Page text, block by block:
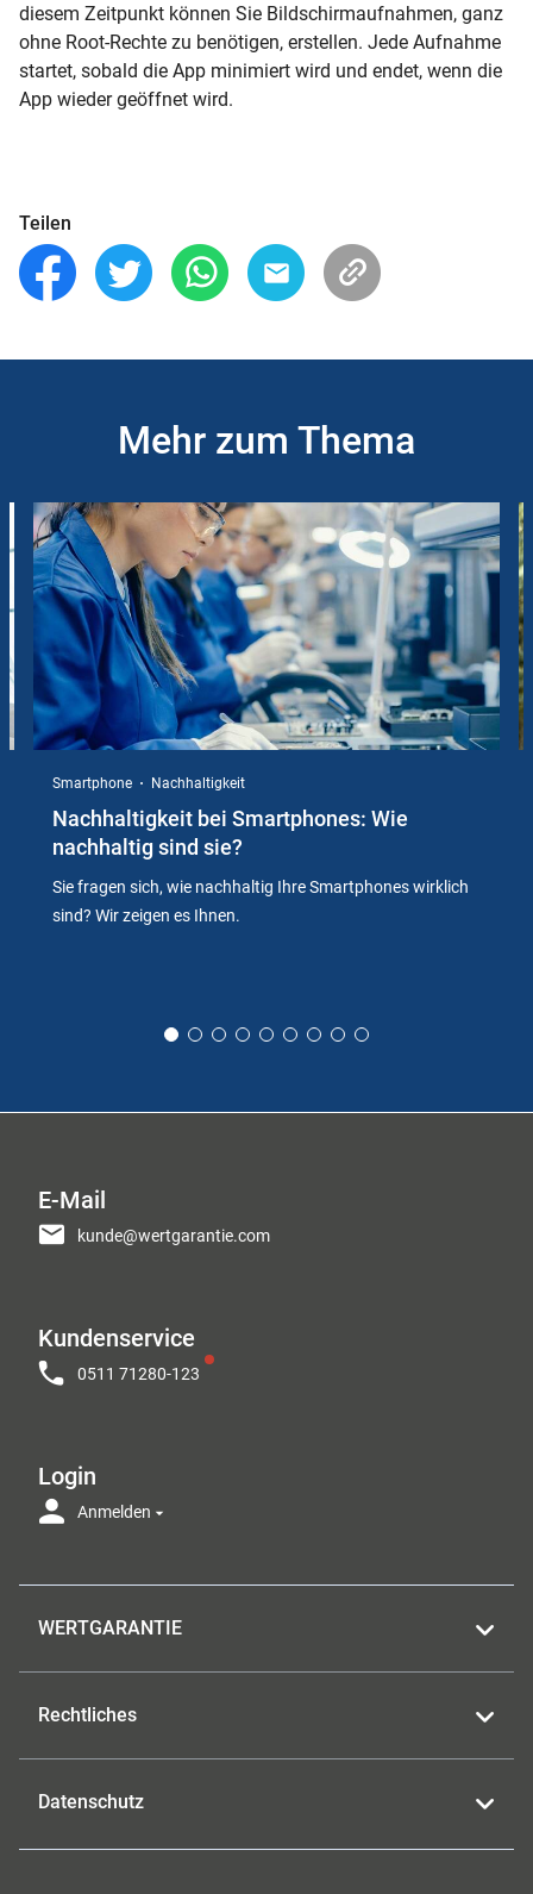
diesem Zeitpunkt können Sie Bildschirmaufnahmen, ganz
ohne Root-Rechte zu benötigen, erstellen. Jede Aufnahme
startet, sobald die App minimiert wird und endet, wenn die
App wieder geöffnet wird.
Teilen
Mehr zum Thema
Instructions
Smartphone Nachhaltigkeit
Nachhaltigkeit bei Smartphones: Wie
nachhaltig sind sie?
Sie fragen sich, wie nachhaltig Ihre Smartphones wirklich
sind? Wir zeigen es Ihnen.
E-Mail
kunde@wertgarantie.com
Kundenservice
0511 71280-123
Login
Anmelden
WERTGARANTIE
Rechtliches
Datenschutz